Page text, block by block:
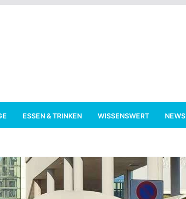
ESSEN & TRINKEN WISSENSWERT NEWS